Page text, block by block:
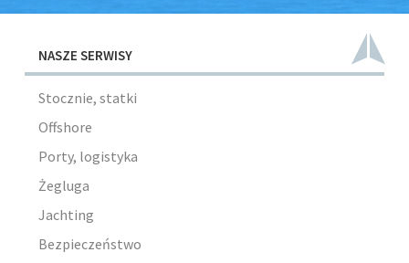
NASZE SERWISY
Stocznie, statki
Offshore
Porty, logistyka
Żegluga
Jachting
Bezpieczeństwo